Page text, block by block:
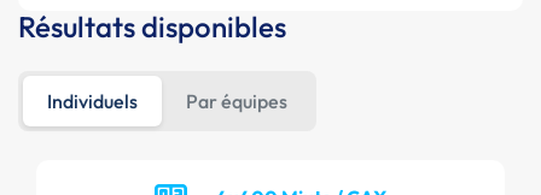
Résultats disponibles
Individuels Par équipes